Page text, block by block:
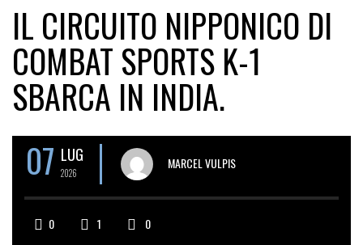
IL CIRCUITO NIPPONICO DI
COMBAT SPORTS K-1
SBARCA IN INDIA.
07 LUG
2026
MARCEL VULPIS
0 1 0